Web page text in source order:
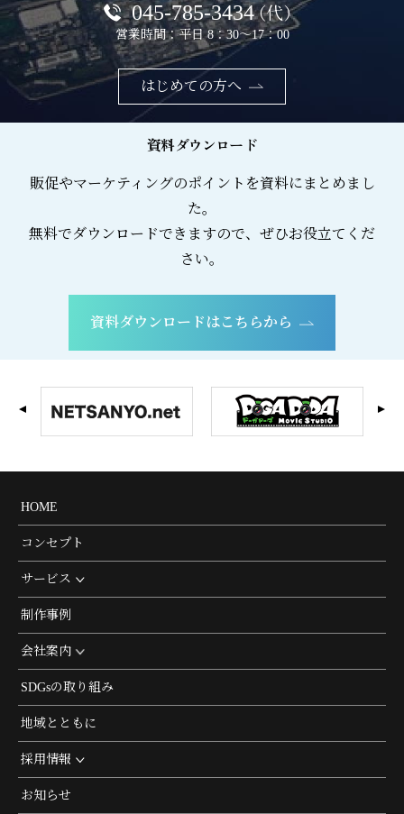
045-785-3434（代）
営業時間：平日 8：30～17：00
はじめての方へ
資料ダウンロード
販促やマーケティングのポイントを資料にまとめまし
た。
無料でダウンロードできますので、ぜひお役立てくだ
さい。
資料ダウンロードはこちらから
HOME
コンセプト
サービス
制作事例
会社案内
SDGsの取り組み
地域とともに
採用情報
お知らせ